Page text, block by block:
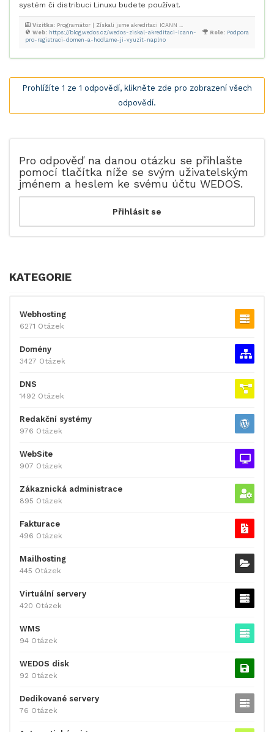
systém či distribuci Linuxu budete používat.
Role: Podpora
Web: https://blog.wedos.cz/wedos-ziskal-akreditaci-icann-
pro-registraci-domen-a-hodlame-ji-vyuzit-naplno
Vizitka: Programátor | Získali jsme akreditaci ICANN ...
Prohlížíte 1 ze 1 odpovědí, klikněte zde pro zobrazení všech
odpovědí.
Pro odpověď na danou otázku se přihlašte
pomocí tlačítka níže se svým uživatelským
jménem a heslem ke svému účtu WEDOS.
KATEGORIE
Webhosting
6271 Otázek
Domény
3427 Otázek
DNS
1492 Otázek
Redakční systémy
976 Otázek
WebSite
907 Otázek
Zákaznická administrace
895 Otázek
Fakturace
496 Otázek
Mailhosting
445 Otázek
Virtuální servery
420 Otázek
WMS
94 Otázek
WEDOS disk
92 Otázek
Dedikované servery
76 Otázek